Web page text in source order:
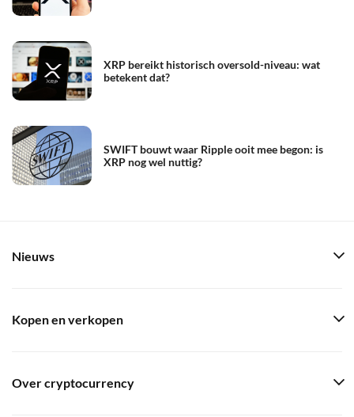
XRP bereikt historisch oversold-niveau: wat
betekent dat?
SWIFT bouwt waar Ripple ooit mee begon: is
XRP nog wel nuttig?
Nieuws
Kopen en verkopen
Over cryptocurrency